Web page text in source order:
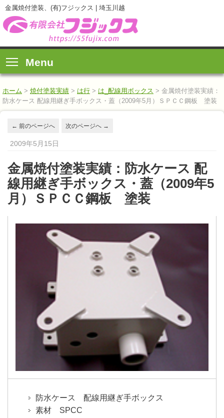
金属焼付塗装、(有)フジックス | 埼玉川越
Menu
ホーム > 焼付塗装実績 > は行 > は_配線用ボックス > 金属焼付塗装実績：
防水ケース 配線用継ぎ手ボックス・蓋（2009年5月）ＳＰＣＣ鋼板 塗装
← 前のページへ 次のページへ →
2009年5月15日
金属焼付塗装実績：防水ケース 配
線用継ぎ手ボックス・蓋（2009年5
月）ＳＰＣＣ鋼板 塗装
防水ケース 配線用継ぎ手ボックス
素材 SPCC